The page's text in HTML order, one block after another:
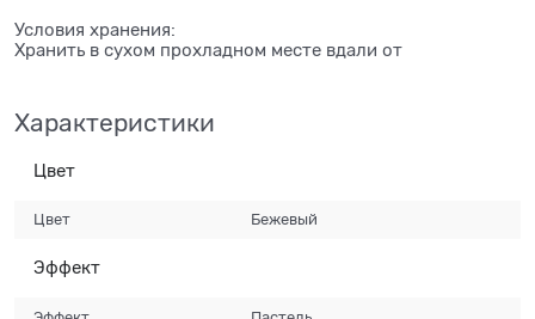
Условия хранения:
Хранить в сухом прохладном месте вдали от
Характеристики
Цвет
Цвет Бежевый
Эффект